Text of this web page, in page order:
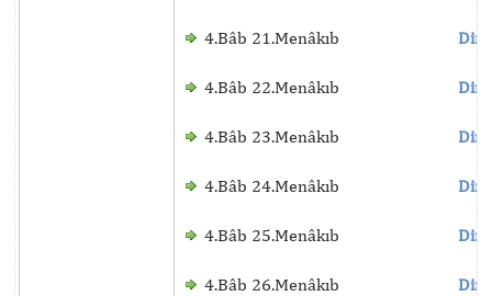
4.Bâb 21.Menâkıb
4.Bâb 22.Menâkıb
4.Bâb 23.Menâkıb
4.Bâb 24.Menâkıb
4.Bâb 25.Menâkıb
4.Bâb 26.Menâkıb